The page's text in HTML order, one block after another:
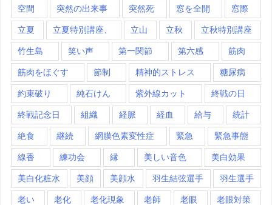
空間 突然の出来事 突然死 窓を全開 窓際
立夏 立夏特別講座、 立山 立秋 立秋特別講座
竹生島 笑い声 第一関節 第六感 筋肉
筋肉をほぐす 節制 精神的ストレス 糖尿病
約束破り 純石けん 紫外線カット 終戦の日
終戦記念日 組織 経脈 経血 給与 統計
絶食 継続 網膜色素変性症 緊急 緊急事態
線香 練功会 縁 美しい音色 美白効果
美白化粧水 美顔 美顔水 羽生結弦選手 羽生選手
老い 老化 老化現象 老師 老眼 老眼対策